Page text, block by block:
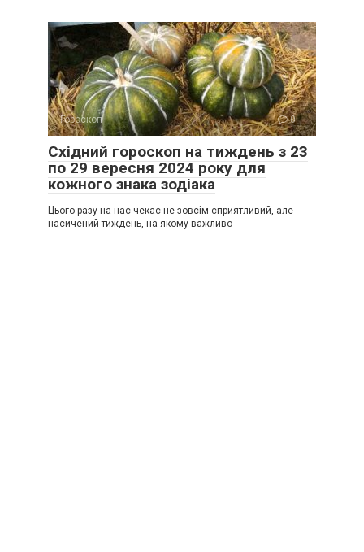
Гороскоп 0
Східний гороскоп на тиждень з 23
по 29 вересня 2024 року для
кожного знака зодіака
Цього разу на нас чекає не зовсім сприятливий, але
насичений тиждень, на якому важливо